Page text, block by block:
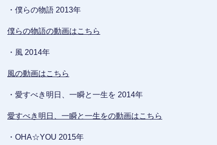
・僕らの物語 2013年
僕らの物語の動画はこちら
・風 2014年
風の動画はこちら
・愛すべき明日、一瞬と一生を 2014年
愛すべき明日、一瞬と一生をの動画はこちら
・OHA☆YOU 2015年